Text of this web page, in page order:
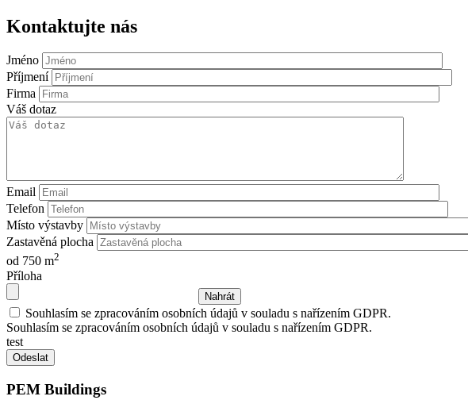
Kontaktujte nás
Jméno
Příjmení
Firma
Váš dotaz
Email
Telefon
Místo výstavby
Zastavěná plocha
od 750 m2
Příloha
Souhlasím se zpracováním osobních údajů v souladu s nařízením GDPR.
Souhlasím se zpracováním osobních údajů v souladu s nařízením GDPR.
test
PEM Buildings